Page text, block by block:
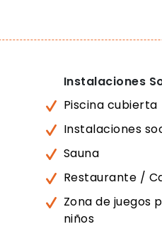
Instalaciones
Piscina cubierta
Instalaciones
Sauna
Restaurante /
Zona de juegos
niños